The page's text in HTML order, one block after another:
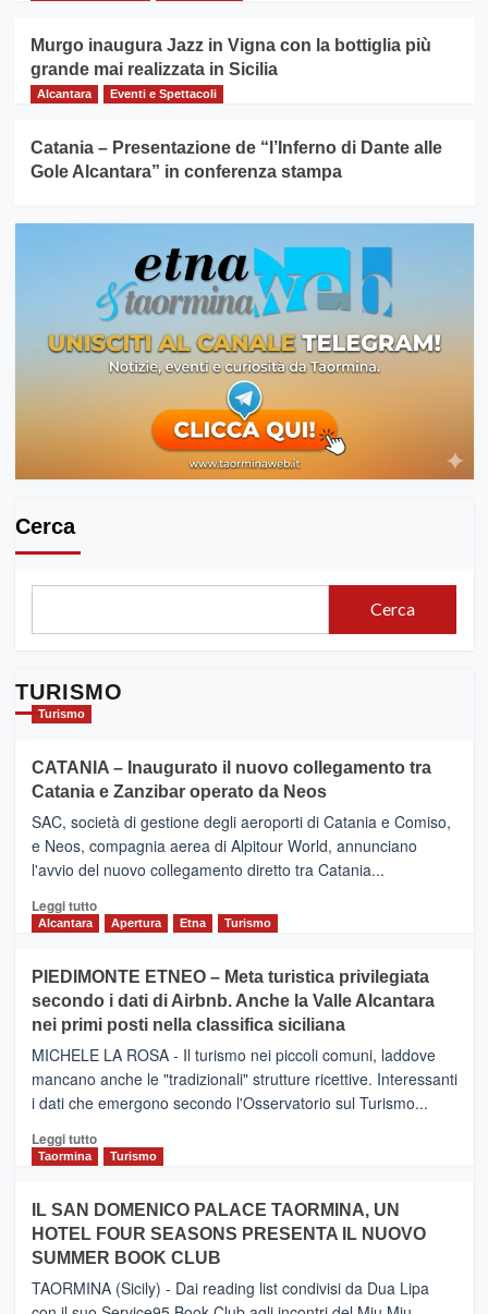
Murgo inaugura Jazz in Vigna con la bottiglia più
grande mai realizzata in Sicilia
Alcantara Eventi e Spettacoli
Catania – Presentazione de “l’Inferno di Dante alle
Gole Alcantara” in conferenza stampa
Cerca
Cerca
TURISMO
Turismo
CATANIA – Inaugurato il nuovo collegamento tra
Catania e Zanzibar operato da Neos
SAC, società di gestione degli aeroporti di Catania e Comiso,
e Neos, compagnia aerea di Alpitour World, annunciano
l'avvio del nuovo collegamento diretto tra Catania...
Leggi tuttoLeggi
CATANIA
–
Inaugurato
il
nuovo
collegamento
tra
e
Zanzibar
da
Neos
Alcantara Apertura Etna Turismo
PIEDIMONTE ETNEO – Meta turistica privilegiata
secondo i dati di Airbnb. Anche la Valle Alcantara
nei primi posti nella classifica siciliana
MICHELE LA ROSA - Il turismo nei piccoli comuni, laddove
mancano anche le "tradizionali" strutture ricettive. Interessanti
i dati che emergono secondo l'Osservatorio sul Turismo...
Leggi tuttoLeggi
PIEDIMONTE
ETNEO
–
Meta
turistica
Taormina Turismo
IL SAN DOMENICO PALACE TAORMINA, UN
HOTEL FOUR SEASONS PRESENTA IL NUOVO
SUMMER BOOK CLUB
TAORMINA (Sicily) - Dai reading list condivisi da Dua Lipa